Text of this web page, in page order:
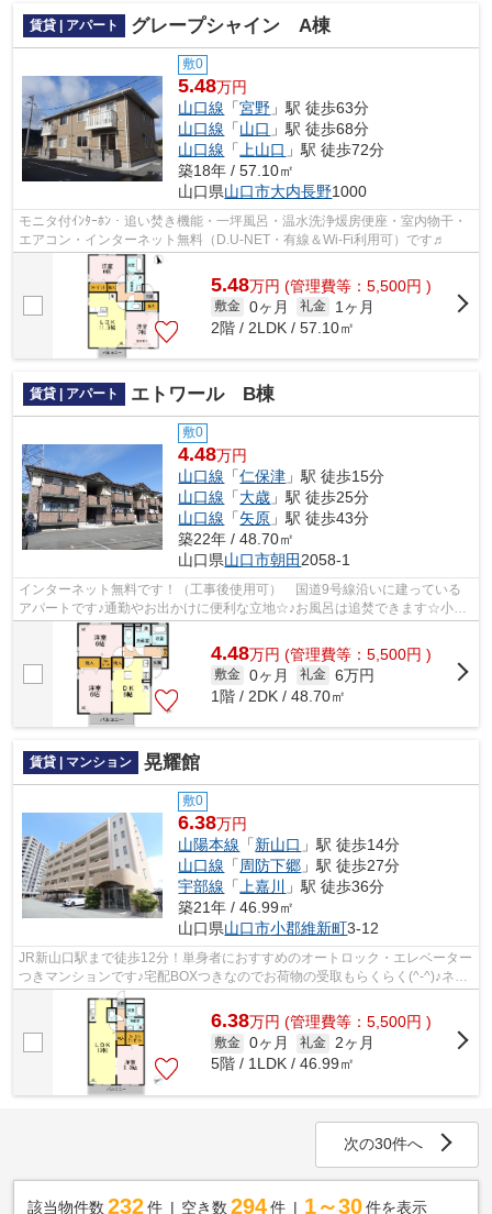
賃貸 | アパート グレープシャイン A棟
敷0
5.48万円
山口線 「宮野 」駅 徒歩63分
山口線 「山口 」駅 徒歩68分
山口線 「上山口 」駅 徒歩72分
築18年 / 57.10㎡
山口県山口市大内長野1000
モニタ付ｲﾝﾀｰﾎﾝ・追い焚き機能・一坪風呂・温水洗浄煖房便座・室内物干・
エアコン・インターネット無料（D.U-NET・有線＆Wi-Fi利用可）です♬
5.48万円 (管理費等：5,500円 )
敷金 0ヶ月 礼金
1ヶ月
2階 / 2LDK / 57.10㎡
賃貸 | アパート エトワール B棟
敷0
4.48万円
山口線 「仁保津 」駅 徒歩15分
山口線 「大歳 」駅 徒歩25分
山口線 「矢原 」駅 徒歩43分
築22年 / 48.70㎡
山口県山口市朝田 2058-1
インターネット無料です！（工事後使用可） 国道9号線沿いに建っている
アパートです♪通勤やお出かけに便利な立地☆♪お風呂は追焚できます☆小窓
があるので換気しやすいです。
4.48万円 (管理費等：5,500円 )
敷金 0ヶ月 礼金 6万円
1階 / 2DK / 48.70㎡
賃貸 | マンション 晃耀館
敷0
6.38万円
山陽本線 「新山口 」駅 徒歩14分
山口線 「 周防下郷 」駅 徒歩27分
宇部線 「 上嘉川
」駅 徒歩36分
築21年 / 46.99㎡
山口県山口市小郡維新町3-12
JR新山口駅まで徒歩12分！単身者におすすめのオートロック・エレベーター
つきマンションです♪宅配BOXつきなのでお荷物の受取もらくらく(^-^)♪ネッ
トショッピングがお好きな方や不在に...
6.38万円 (管理費等：5,500円 )
敷金 0ヶ月 礼金 2ヶ月
5階 / 1LDK / 46.99㎡
次の30件へ
該当物件数 232件 空き数 294 件 1～30 件を表示